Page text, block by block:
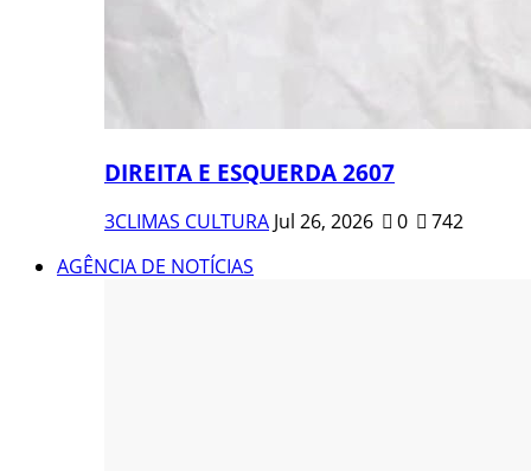
DIREITA E ESQUERDA 2607
3CLIMAS CULTURA Jul 26, 2026 0
742
AGÊNCIA DE NOTÍCIAS